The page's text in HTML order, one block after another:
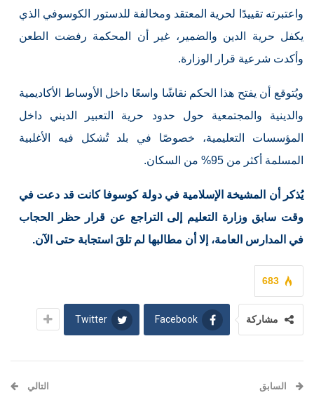
واعتبرته تقييدًا لحرية المعتقد ومخالفة للدستور الكوسوفي الذي
يكفل حرية الدين والضمير، غير أن المحكمة رفضت الطعن
وأكدت شرعية قرار الوزارة.
ويُتوقع أن يفتح هذا الحكم نقاشًا واسعًا داخل الأوساط الأكاديمية
والدينية والمجتمعية حول حدود حرية التعبير الديني داخل
المؤسسات التعليمية، خصوصًا في بلد تُشكل فيه الأغلبية
المسلمة أكثر من 95% من السكان.
يُذكر أن المشيخة الإسلامية في دولة كوسوفا كانت قد دعت في
وقت سابق وزارة التعليم إلى التراجع عن قرار حظر الحجاب
في المدارس العامة، إلا أن مطالبها لم تلقَ استجابة حتى الآن.
683
مشاركة Facebook
Twitter
السابق التالي